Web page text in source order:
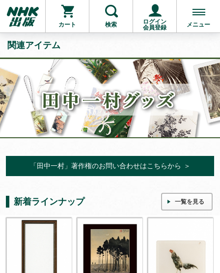
カート 検索
ログイン
会員登録
メニュー
関連アイテム
「田中一村」著作権のお問い合わせはこちらから ＞
新着ラインナップ 一覧を見る